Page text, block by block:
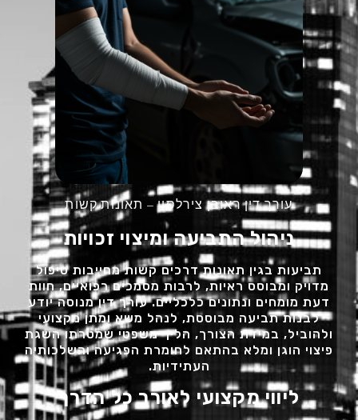
עורך דין ראובן צירלסון – תאונות קשות
ניהול התביעה ומיצוי זכויות
תביעות בגין תאונות דרכים קשות מחייבות טיפול
מדויק ומבוסס ראיות, לרבות מסמכים רפואיים, חוות
דעת מומחים ונתונים כלכליים. עורך דין מנוסה יודע
לבנות תביעה מבוססת, לנהל משא ומתן מקצועי
ולהוביל, במידת הצורך, הליך משפטי שמטרתו השגת
פיצוי הוגן ומלא בהתאם לחומרת הפגיעה והשלכותיה
העתידיות.
ליווי מקצועי לאורך כל הדרך